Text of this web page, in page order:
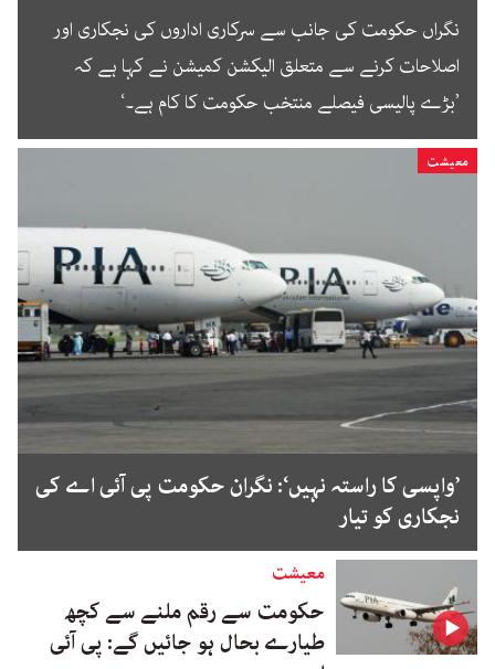
نگراں حکومت کی جانب سے سرکاری اداروں کی نجکاری اور
اصلاحات کرنے سے متعلق الیکشن کمیشن نے کہا ہے کہ
’بڑے پالیسی فیصلے منتخب حکومت کا کام ہے۔‘
معیشت
’واپسی کا راستہ نہیں‘: نگران حکومت پی آئی اے کی
نجکاری کو تیار
معیشت
حکومت سے رقم ملنے سے کچھ
طیارے بحال ہو جائیں گے: پی آئی